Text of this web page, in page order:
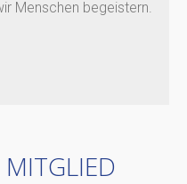
Menschen begeistern.